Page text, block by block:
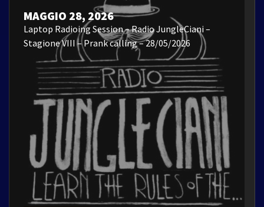
MAGGIO 28, 2026
Laptop Radioing Session – Radio JungleCiani –
Stagione VIII – Prank calling – 28/05/2026